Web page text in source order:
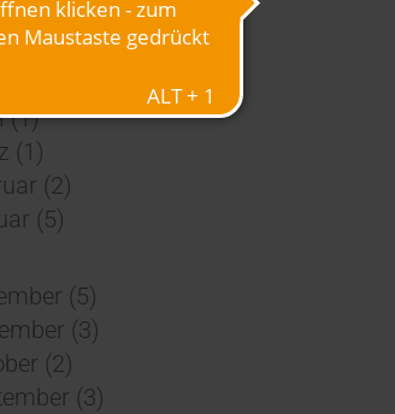
(4)
(1)
(1)
(2)
(5)
(5)
(3)
(2)
(3)